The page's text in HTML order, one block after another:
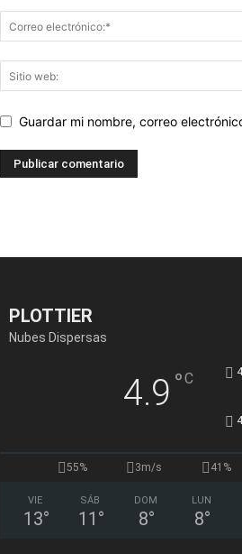
Guardar mi nombre, correo
PLOTTIER
Nubes Dispersas
4.9 °C
55% 3m/s 41%
VIE
13°
SÁB
11 °
DOM
8°
LUN
8°